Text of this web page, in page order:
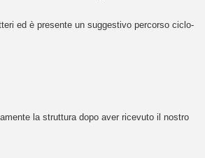
ed è presente un suggestivo percorso ciclo-
la struttura dopo aver ricevuto il nostro